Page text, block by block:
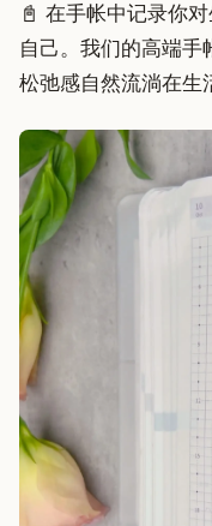
📓 在手帐中记录你
自己。我们的高端手
松弛感自然流淌在生